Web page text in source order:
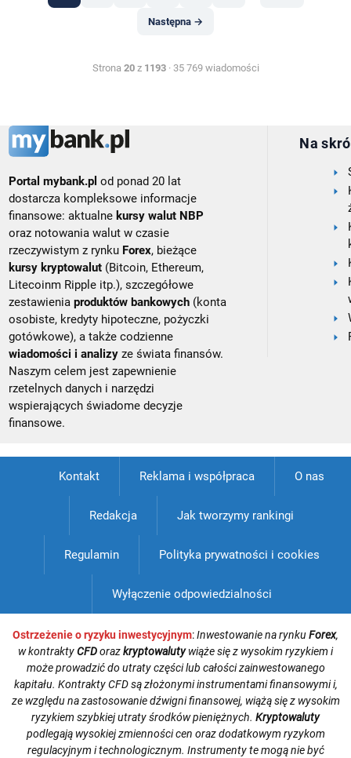
Następna →
Strona 20z 1193· 35 769 wiadomości
Portal mybank.pl od ponad 20 lat
dostarcza kompleksowe informacje
finansowe: aktualne kursy walut NBP
oraz notowania walut w czasie
rzeczywistym z rynku Forex, bieżące
kursy kryptowalut (Bitcoin, Ethereum,
Litecoinm Ripple itp.), szczegółowe
zestawieniaproduktów bankowych (konta
osobiste, kredyty hipoteczne, pożyczki
gotówkowe), a także codzienne
wiadomości i analizy ze świata finansów.
Naszym celem jest zapewnienie
rzetelnych danych i narzędzi
wspierających świadome decyzje
finansowe.
Na
Kontakt Reklama i współpraca O nas
Redakcja Jak tworzymy rankingi
Regulamin Polityka prywatności i cookies
Wyłączenie odpowiedzialności
Ostrzeżenie o ryzyku inwestycyjnym:Inwestowanie na rynkuForex,
w kontraktyCFDorazkryptowalutywiąże się z wysokim ryzykiem i
może prowadzić do utraty części lub całości zainwestowanego
kapitału. Kontrakty CFD są złożonymi instrumentami finansowymi i,
ze względu na zastosowanie dźwigni finansowej, wiążą się z wysokim
ryzykiem szybkiej utraty środków pieniężnych. Kryptowaluty
podlegają wysokiej zmienności cen oraz dodatkowym ryzykom
regulacyjnym i technologicznym. Instrumenty te mogą nie być